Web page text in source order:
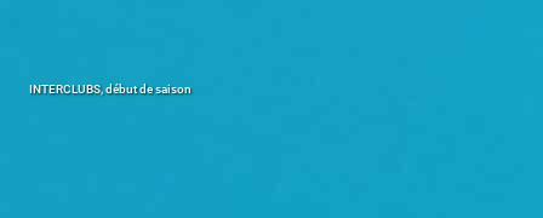
INTERCLUBS, début de saison